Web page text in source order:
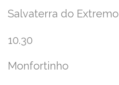
Salvaterra do Extremo
10.30
Monfortinho